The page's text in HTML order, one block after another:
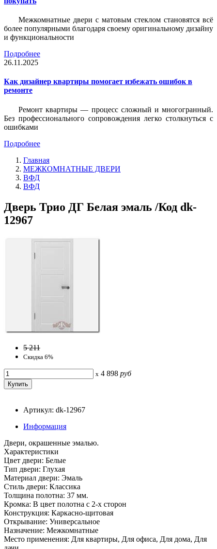
Межкомнатные двери с матовым стеклом становятся всё
более популярными благодаря своему оригинальному дизайну
и функциональности
Подробнее
26.11.2025
Как дизайнер квартиры помогает избежать ошибок в
ремонте
Ремонт квартиры — процесс сложный и многогранный.
Без профессионального сопровождения легко столкнуться с
ошибками
Подробнее
Главная
МЕЖКОМНАТНЫЕ ДВЕРИ
ВФД
ВФД
Дверь Трио ДГ Белая эмаль /Код dk-
12967
5 211
Скидка 6%
x 4 898 руб
Артикул: dk-12967
Информация
Двери, окрашенные эмалью.
Характеристики
Цвет двери: Белые
Тип двери: Глухая
Материал двери: Эмаль
Стиль двери: Классика
Толщина полотна: 37 мм.
Кромка: В цвет полотна с 2-х сторон
Конструкция: Каркасно-щитовая
Открывание: Универсальное
Назначение: Межкомнатные
Место применения: Для квартиры, Для офиса, Для дома, Для